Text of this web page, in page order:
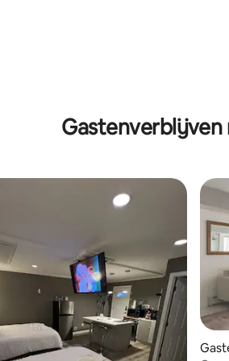
van 4,91 op 5, 11 recensies